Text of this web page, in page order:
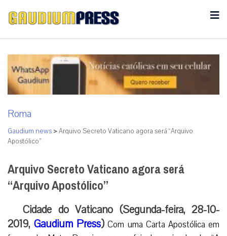
Roma
Gaudium news >Arquivo Secreto Vaticano agora será “Arquivo
Apostólico”
Arquivo Secreto Vaticano agora será
“Arquivo Apostólico”
Cidade do Vaticano (Segunda-feira, 28-10-
2019,Gaudium Press) Com uma Carta Apostólica em